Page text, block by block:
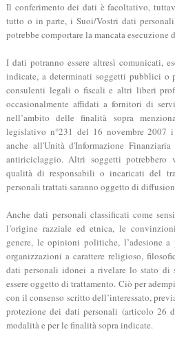
Il conferimento dei dati è facoltativo,
tutto o in parte, i Suoi/Vostri dati
potrebbe comportare la mancata esecuzione
I dati potranno essere altresì comunicati,
indicate, a determinati soggetti pubblici
consulenti legali o fiscali e altri liberi
occasionalmente affidati a fornitori di
nell’ambito delle finalità sopra
legislativo n°231 del 16 novembre 2007
anche all'Unità d'Informazione
antiriciclaggio. Altri soggetti potrebbero
qualità di responsabili o incaricati del
personali trattati saranno oggetto di
Anche dati personali classificati come
l’origine razziale ed etnica, le
genere, le opinioni politiche, l’adesione
organizzazioni a carattere religioso,
dati personali idonei a rivelare lo stato di
essere oggetto di trattamento. Ciò per
con il consenso scritto dell’interessato,
protezione dei dati personali (articolo 26
modalità e per le finalità sopra indicate.